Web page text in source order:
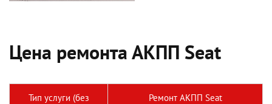
Цена ремонта АКПП Seat
Тип услуги (без
Ремонт АКПП Seat